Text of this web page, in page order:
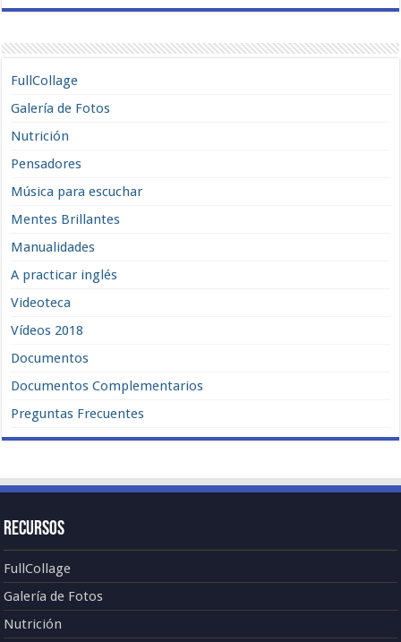
FullCollage
Galería de Fotos
Nutrición
Pensadores
Música para escuchar
Mentes Brillantes
Manualidades
A practicar inglés
Videoteca
Vídeos 2018
Documentos
Documentos Complementarios
Preguntas Frecuentes
Recursos
FullCollage
Galería de Fotos
Nutrición